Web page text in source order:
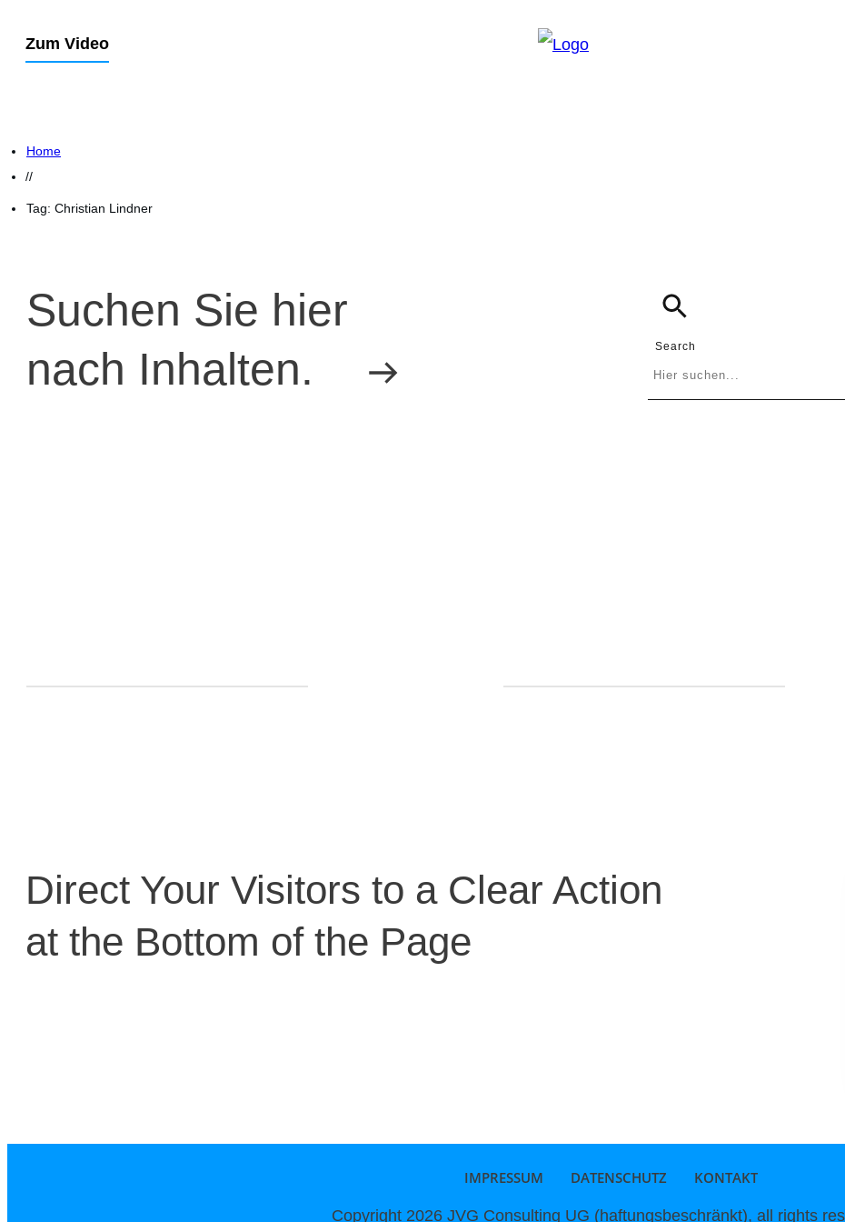
Zum Video
Home
//
Tag: Christian Lindner
Suchen Sie hier
nach Inhalten.
Search
Direct Your Visitors to a Clear Action
at the Bottom of the Page
IMPRESSUM DATENSCHUTZ KONTAKT
Copyright 2026 JVG Consulting UG (haftungsbeschränkt), all rights